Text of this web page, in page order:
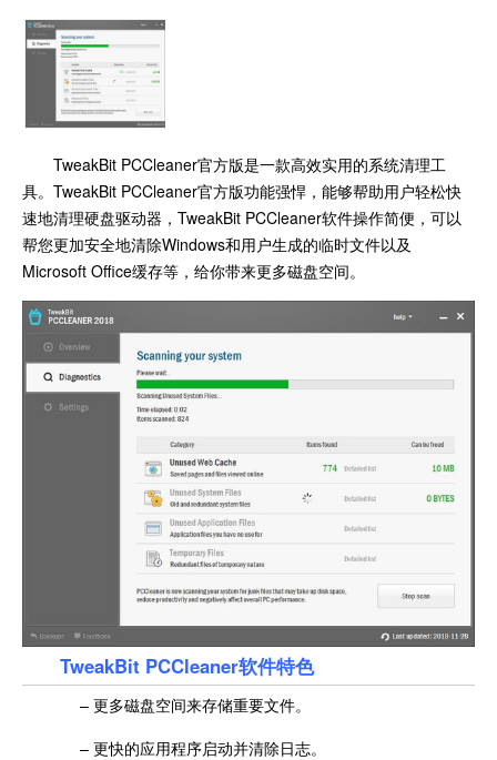
TweakBit PCCleaner官方版是一款高效实用的系统清理工
具。TweakBit PCCleaner官方版功能强悍，能够帮助用户轻松快
速地清理硬盘驱动器，TweakBit PCCleaner软件操作简便，可以
帮您更加安全地清除Windows和用户生成的临时文件以及
Microsoft Office缓存等，给你带来更多磁盘空间。
TweakBit PCCleaner软件特色
– 更多磁盘空间来存储重要文件。
– 更快的应用程序启动并清除日志。